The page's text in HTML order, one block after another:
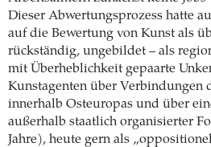
Dieser Abwertungsprozess hatte
auf die Bewertung von Kunst als
rückständig, ungebildet – als
mit Überheblichkeit gepaarte
Kunstagenten über Verbindungen
innerhalb Osteuropas und über
außerhalb staatlich organisierter
Jahre), heute gern als